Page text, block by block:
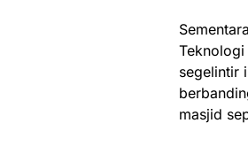
segelintir
masjid